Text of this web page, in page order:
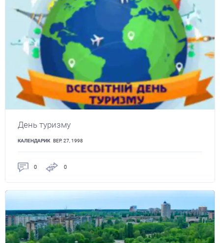
День туризму
КАЛЕНДАРИК ВЕР. 27, 1998
0 0